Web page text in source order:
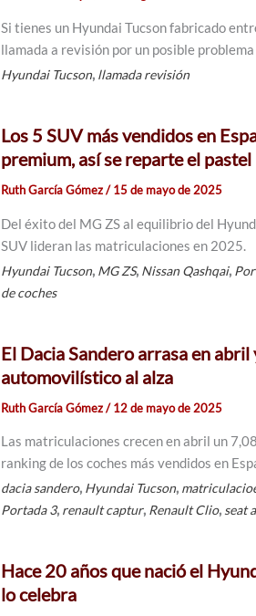
Si tienes un Hyundai Tucson fabricado
llamada a revisión por un posible
Hyundai Tucson, llamada revisión
Los 5 SUV más vendidos en
premium, así se reparte el pastel
Ruth García Gómez/15 de mayo de 2025
Del éxito del MG ZS al equilibrio del
SUV lideran las matriculaciones en 2025.
Hyundai Tucson, MG ZS, Nissan Qashqai,
de coches
El Dacia Sandero arrasa en
automovilístico al alza
Ruth García Gómez/12 de mayo de 2025
Las matriculaciones crecen en abril un
ranking de los coches más vendidos en
dacia sandero, Hyundai Tucson,
Portada 3, renault captur, Renault Clio, seat
Hace 20 años que nació el
lo celebra